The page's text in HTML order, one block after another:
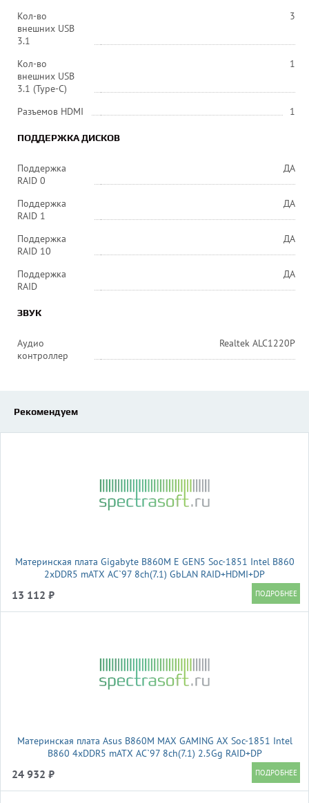
Кол-во
внешних USB
3.1
3
Кол-во
внешних USB
3.1 (Type-C)
1
Разъемов HDMI 1
ПОДДЕРЖКА ДИСКОВ
Поддержка
RAID 0
ДА
Поддержка
RAID 1
ДА
Поддержка
RAID 10
ДА
Поддержка
RAID
ДА
ЗВУК
Аудио
контроллер
Realtek ALC1220P
Рекомендуем
Материнская плата Gigabyte B860M E GEN5 Soc-1851 Intel B860
2xDDR5 mATX AC`97 8ch(7.1) GbLAN RAID+HDMI+DP
13 112 ₽
Материнская плата Asus B860M MAX GAMING AX Soc-1851 Intel
B860 4xDDR5 mATX AC`97 8ch(7.1) 2.5Gg RAID+DP
24 932 ₽